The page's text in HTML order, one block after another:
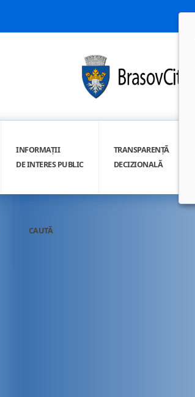
INFORMAȚII
DE INTERES PUBLIC
TRANSPARENȚĂ
DECIZIONALĂ
CAUTĂ